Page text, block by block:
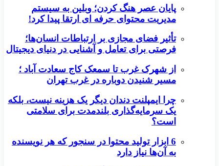
پایان عصر هنگ کردن؛ وبلین به سیستم
مدیریت محتوای حرفه ای ارتقا پیدا کرد!
تأثیر فضای مجازی بر ارتباطات انسان‌ها؛
فرصتی برای تعامل و آشنایی در دنیای دیجیتال
از شهرک غرب تا سمعک کاج سعادت آباد ؛
مسیر شنیدن دوباره در غرب تهران
چرا ایمپلنت دندان دیگر یک هزینه نیست، بلکه
یک سرمایه‌گذاری بلندمدت برای سلامتی
است؟
6 ابزار تولید محتوا در سنجور که هر نویسنده
به آن‌ها نیاز دارد